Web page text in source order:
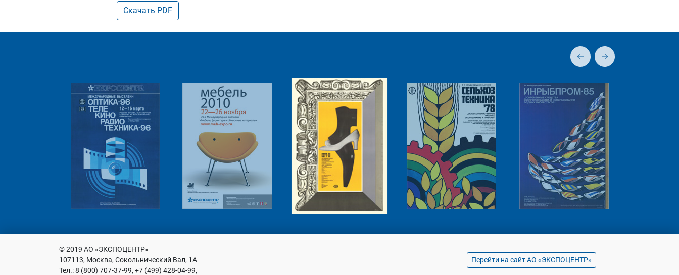
Скачать PDF
© 2019 АО «ЭКСПОЦЕНТР»
107113, Москва, Сокольнический Вал, 1А
Тел.: 8 (800) 707-37-99, +7 (499) 428-04-99,
Перейти на сайт АО «ЭКСПОЦЕНТР»